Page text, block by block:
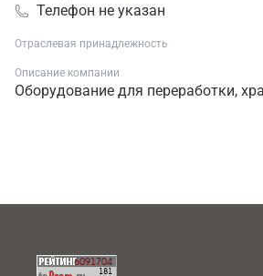
Телефон не указан
Отраслевая принадлежность
Описание компании
Оборудование для переработки,